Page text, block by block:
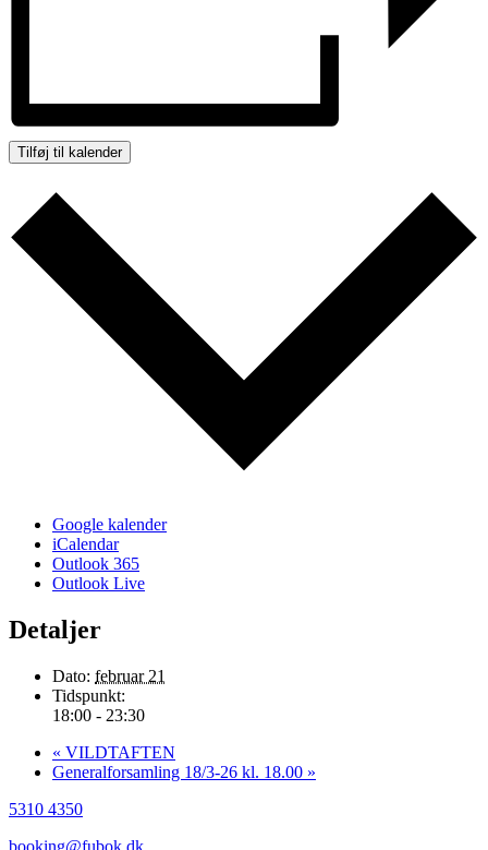
Tilføj til kalender
Google kalender
iCalendar
Outlook 365
Outlook Live
Detaljer
Dato: februar 21
Tidspunkt:
18:00 - 23:30
« VILDTAFTEN
Generalforsamling 18/3-26 kl. 18.00 »
5310 4350
booking@fubok.dk